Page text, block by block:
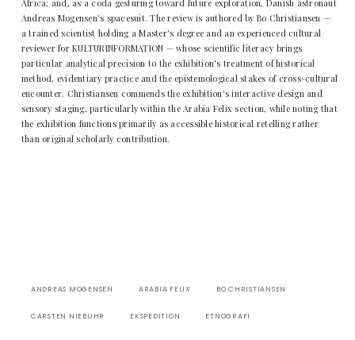
Africa; and, as a coda gesturing toward future exploration, Danish astronaut
Andreas Mogensen's spacesuit. The review is authored by Bo Christiansen —
a trained scientist holding a Master's degree and an experienced cultural
reviewer for KULTURINFORMATION — whose scientific literacy brings
particular analytical precision to the exhibition's treatment of historical
method, evidentiary practice and the epistemological stakes of cross-cultural
encounter. Christiansen commends the exhibition's interactive design and
sensory staging, particularly within the Arabia Felix section, while noting that
the exhibition functions primarily as accessible historical retelling rather
than original scholarly contribution.
ANDREAS MOGENSEN ARABIA FELIX BO CHRISTIANSEN
CARSTEN NIEBUHR EKSPEDITION ETNOGRAFI